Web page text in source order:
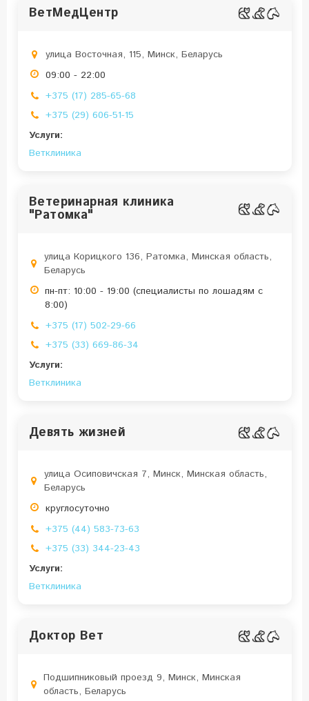
ВетМедЦентр
улица Восточная, 115, Минск, Беларусь
09:00 - 22:00
+375 (17) 285-65-68
+375 (29) 606-51-15
Услуги:
Ветклиника
Ветеринарная клиника
"Ратомка"
улица Корицкого 136, Ратомка, Минская область,
Беларусь
пн-пт: 10:00 - 19:00 (специалисты по лошадям с
8:00)
+375 (17) 502-29-66
+375 (33) 669-86-34
Услуги:
Ветклиника
Девять жизней
улица Осиповичская 7, Минск, Минская область,
Беларусь
круглосуточно
+375 (44) 583-73-63
+375 (33) 344-23-43
Услуги:
Ветклиника
Доктор Вет
Подшипниковый проезд 9, Минск, Минская
область, Беларусь